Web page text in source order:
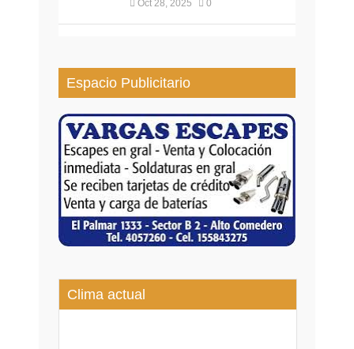
Oct 28, 2025 0
Espacio Publicitario
Clima actual